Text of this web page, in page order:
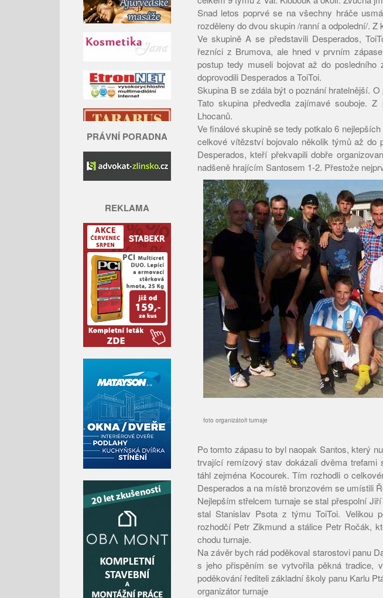
PRÁVNÍ PORADNA
REKLAMA
Snad letos poprvé se na všechny hráče
rozděleny do dvou skupin /ranní a odpolední/.
Ve skupině A se představili Desperados,
řezníci z Brumova, ale hned v prvním
postup tedy museli bojovat až do
doprovodili Desperados a ToiToi.
Skupina B se zdála být o poznání hratelnější.
Tato skupina předvedla zajímavé souboje.
Lhocanů.
Ve finálové skupině se tedy potkalo 6
celkové vítězství bojovalo několik týmů až do
Desperados, kteří překvapili dobře
nadšeně hrajícím Santosem 1-2. Přestože
foto organizátoři turnaje
Po tomto zápasu to byl naopak Santos, který
trvající remízový stav dokázali dvěma trefami
táhl zejména Kocourek. Tím rozhodli o
Desperados a na místě bronzovém se umístili
Nejlepším střelcem turnaje se stal přespolní
stal Stanislav Psota z týmu ToiToi. Velikou
rozhodčí Petr Zikmund a stálice Petr Ročák,
chodu turnaje.
Na závěr bych rád poděkoval starostovi panu
s jeho přispěním se vytvořila pěkná tradice,
poděkování řediteli základní školy panu Karlu
organizátor turnaje